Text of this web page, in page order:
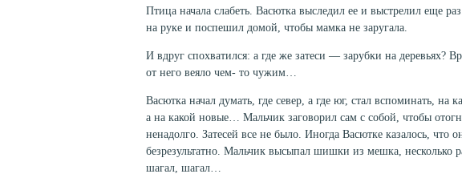
Птица начала слабеть. Васютка выследил ее и выстрелил еще
на руке и поспешил до­мой, чтобы мамка не заругала.
И вдруг спохватился: а где же затеси — зарубки на деревь­ях?
от него веяло чем- то чужим…
Васютка начал думать, где север, а где юг, стал вспоминать, на
а на какой новые… Мальчик заговорил сам с собой, чтобы
ненадолго. Затесей все не было. Иногда Васютке каза­лось, что
безрезультатно. Мальчик высыпал шишки из мешка, несколько
шагал, шагал…